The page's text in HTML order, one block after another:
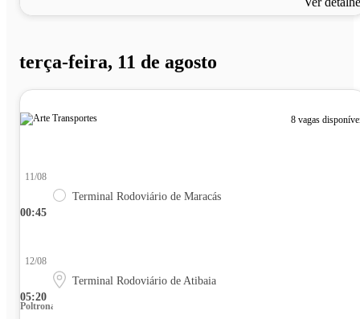
terça-feira, 11 de agosto
8 vagas
00:45
11/08
Terminal Rodoviário de Maracás
05:20
12/08
Terminal Rodoviário de Atibaia
Poltrona